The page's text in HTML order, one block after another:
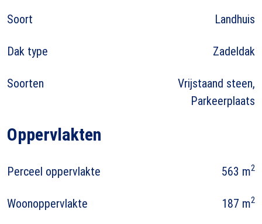
Soort Landhuis
Dak type Zadeldak
Soorten
Vrijstaand steen,
Parkeerplaats
Oppervlakten
Perceel oppervlakte 563 m2
Woonoppervlakte 187 m2